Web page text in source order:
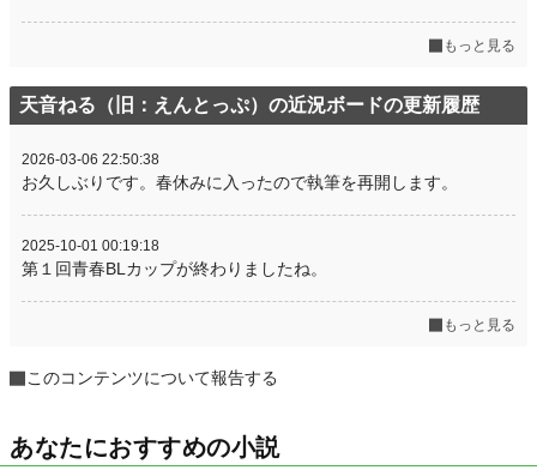
もっと見る
天音ねる（旧：えんとっぷ）の近況ボードの更新履歴
2026-03-06 22:50:38
お久しぶりです。春休みに入ったので執筆を再開します。
2025-10-01 00:19:18
第１回青春BLカップが終わりましたね。
もっと見る
このコンテンツについて報告する
あなたにおすすめの小説